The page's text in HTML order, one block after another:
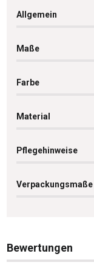
Allgemein
Maße
Farbe
Material
Pflegehinweise
Verpackungsmaße
Bewertungen